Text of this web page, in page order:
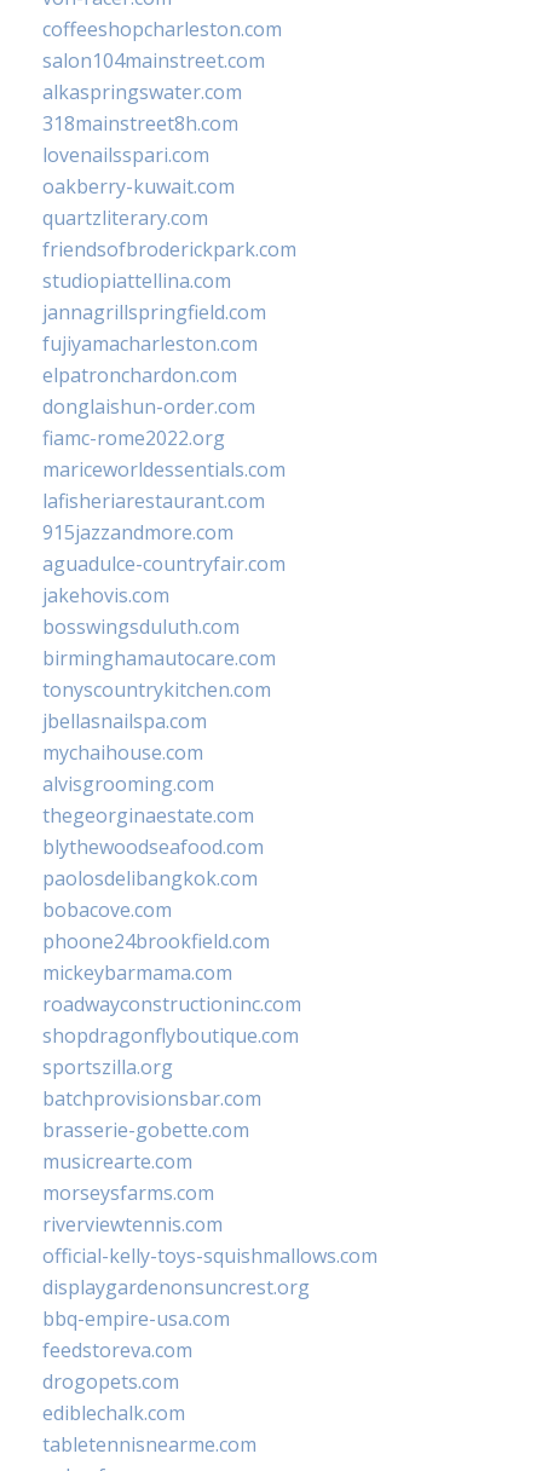
coffeeshopcharleston.com
salon104mainstreet.com
alkaspringswater.com
318mainstreet8h.com
lovenailsspari.com
oakberry-kuwait.com
quartzliterary.com
friendsofbroderickpark.com
studiopiattellina.com
jannagrillspringfield.com
fujiyamacharleston.com
elpatronchardon.com
donglaishun-order.com
fiamc-rome2022.org
mariceworldessentials.com
lafisheriarestaurant.com
915jazzandmore.com
aguadulce-countryfair.com
jakehovis.com
bosswingsduluth.com
birminghamautocare.com
tonyscountrykitchen.com
jbellasnailspa.com
mychaihouse.com
alvisgrooming.com
thegeorginaestate.com
blythewoodseafood.com
paolosdelibangkok.com
bobacove.com
phoone24brookfield.com
mickeybarmama.com
roadwayconstructioninc.com
shopdragonflyboutique.com
sportszilla.org
batchprovisionsbar.com
brasserie-gobette.com
musicrearte.com
morseysfarms.com
riverviewtennis.com
official-kelly-toys-squishmallows.com
displaygardenonsuncrest.org
bbq-empire-usa.com
feedstoreva.com
drogopets.com
ediblechalk.com
tabletennisnearme.com